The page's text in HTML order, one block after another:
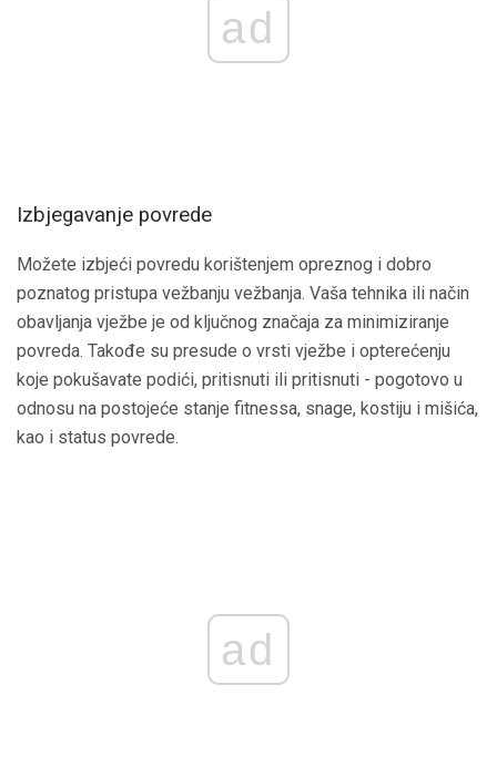
ad
Izbjegavanje povrede
Možete izbjeći povredu korištenjem opreznog i dobro
poznatog pristupa vežbanju vežbanja. Vaša tehnika ili način
obavljanja vježbe je od ključnog značaja za minimiziranje
povreda. Takođe su presude o vrsti vježbe i opterećenju
koje pokušavate podići, pritisnuti ili pritisnuti - pogotovo u
odnosu na postojeće stanje fitnessa, snage, kostiju i mišića,
kao i status povrede.
ad